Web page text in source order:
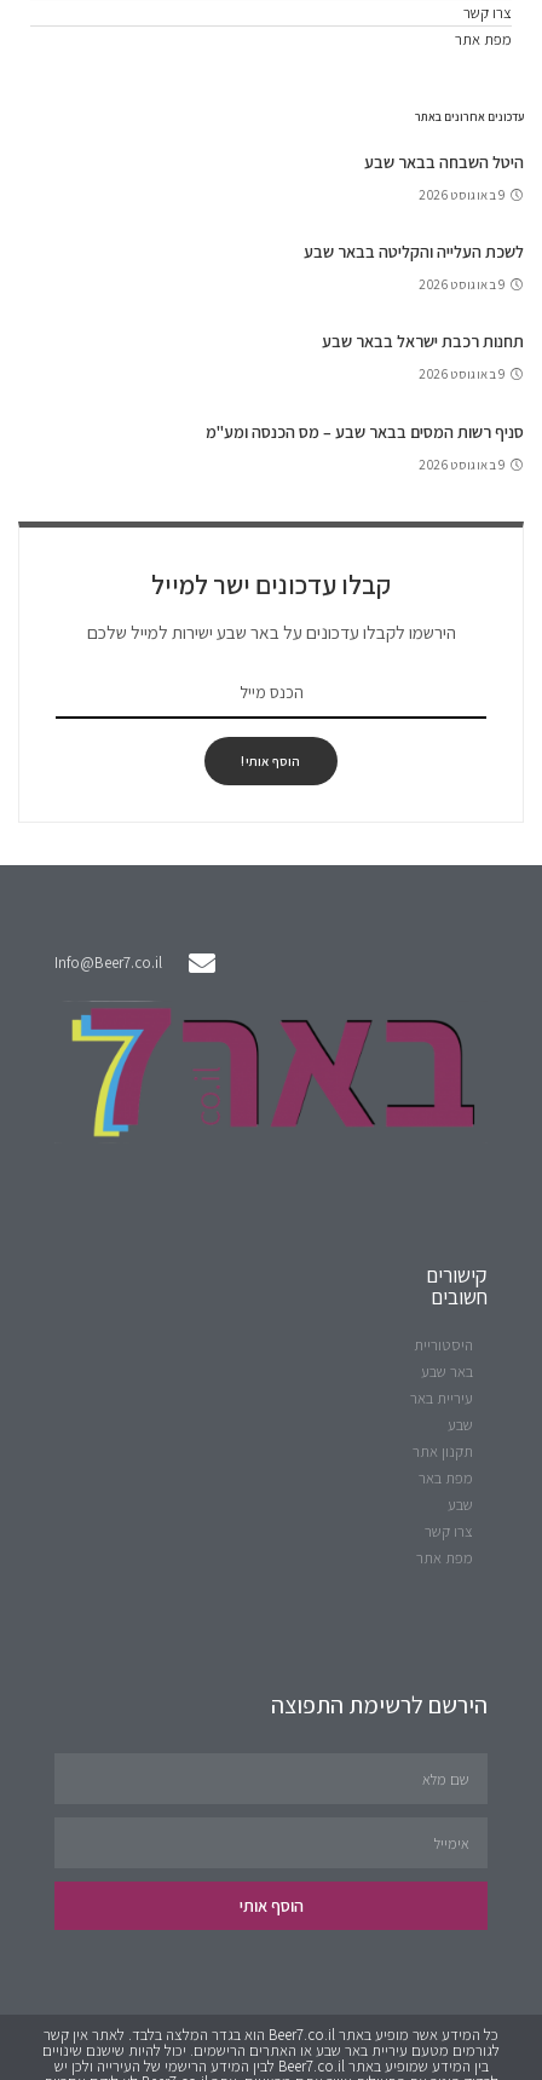
צרו קשר
מפת אתר
עדכונים אחרונים באתר
היטל השבחה בבאר שבע
9 באוגוסט 2026
לשכת העלייה והקליטה בבאר שבע
9 באוגוסט 2026
תחנות רכבת ישראל בבאר שבע
9 באוגוסט 2026
סניף רשות המסים בבאר שבע – מס הכנסה ומע"מ
9 באוגוסט 2026
קבלו עדכונים ישר למייל
הירשמו לקבלו עדכונים על באר שבע ישירות למייל שלכם
הוסף אותי!
Info@Beer7.co.il
קישורים
חשובים
היסטוריית
באר שבע
עיריית באר
שבע
תקנון אתר
מפת באר
שבע
צרו קשר
מפת אתר
הירשם לרשימת התפוצה
הוסף אותי
כל המידע אשר מופיע באתר Beer7.co.il הוא בגדר המלצה בלבד. לאתר אין קשר
לגורמים מטעם עיריית באר שבע או האתרים הרישמים. יכול להיות שישנם שינויים
בין המידע שמופיע באתר Beer7.co.il לבין המידע הרישמי של העירייה ולכן יש